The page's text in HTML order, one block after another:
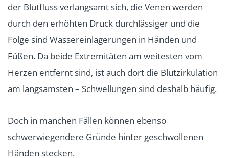
der Blutfluss verlangsamt sich, die Venen werden
durch den erhöhten Druck durchlässiger und die
Folge sind Wassereinlagerungen in Händen und
Füßen. Da beide Extremitäten am weitesten vom
Herzen entfernt sind, ist auch dort die Blutzirkulation
am langsamsten – Schwellungen sind deshalb häufig.
Doch in manchen Fällen können ebenso
schwerwiegendere Gründe hinter geschwollenen
Händen stecken.